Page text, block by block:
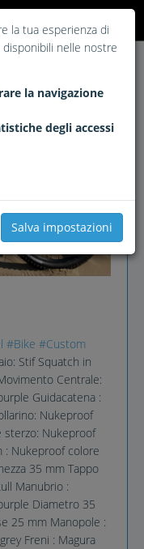
#Bike #Custom
Stif Squatch in
Centrale:
Guidacatena :
Nukeproof
sterzo: Nukeproof
: Nukeproof colore
35 mm Tappo
Manubrio :
Diametro 35
25 mm Manopole :
Freni : Magura
la tua esperienza di
disponibili nelle nostre
la navigazione
degli accessi
Salva impostazioni